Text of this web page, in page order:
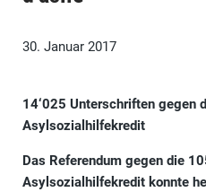
30. Januar 2017
14‘025 Unterschriften gegen
Asylsozialhilfekredit
Das Referendum gegen die
Asylsozialhilfekredit konnte